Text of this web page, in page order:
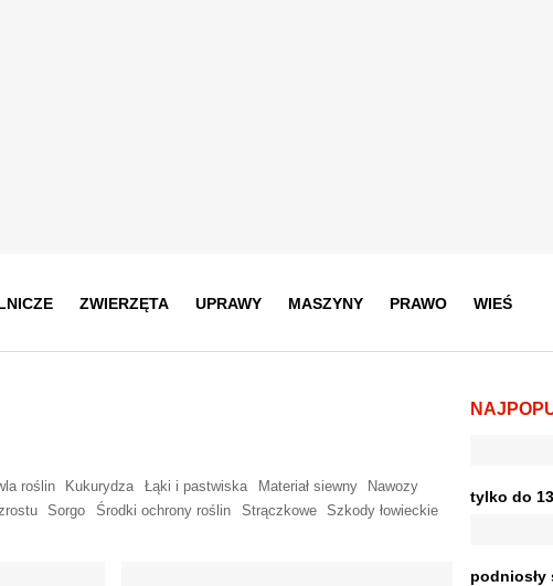
ZWIERZĘTA UPRAWY MASZYNY PRAWO WIEŚ
roślin Kukurydza Łąki i pastwiska Materiał siewny
Nawozy
Sorgo Środki ochrony roślin Strączkowe
Szkody łowieckie
tylko do
podniosły